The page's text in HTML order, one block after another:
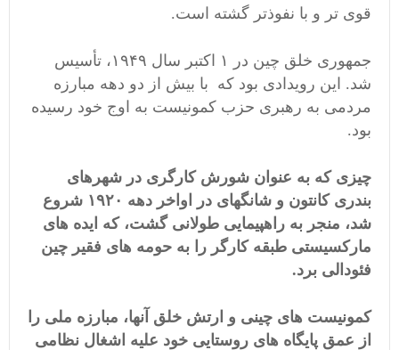
قوی تر و با نفوذتر گشته است.
جمهوری خلق چین در ۱ اکتبر سال ۱۹۴۹، تأسیس
شد. این رویدادی بود که با بیش از دو دهه مبارزه
مردمی به رهبری حزب کمونیست به اوج خود رسیده
بود.
چیزی که به عنوان شورش کارگری در شهرهای
بندری کانتون و شانگهای در اواخر دهه ۱۹۲۰ شروع
شد، منجر به راهپیمایی طولانی گشت، که ایده های
مارکسیستی طبقه کارگر را به حومه های فقیر چین
فئودالی برد.
کمونیست های چینی و ارتش خلق آنها، مبارزه ملی را
از عمق پایگاه های روستایی خود علیه اشغال نظامی